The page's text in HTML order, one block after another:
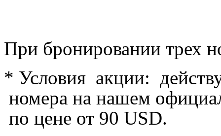
При бронировании трех
* Условия акции:
номера на нашем
по цене от 90 USD.